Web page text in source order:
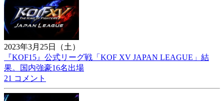
2023年3月25日（土）
『KOF15』公式リーグ戦「KOF XV JAPAN LEAGUE」結
果。国内強豪16名出場
21 コメント